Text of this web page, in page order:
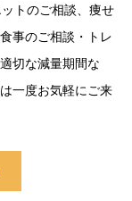
トのご相談、痩せ
事のご相談・トレ
切な減量期間な
一度お気軽にご来